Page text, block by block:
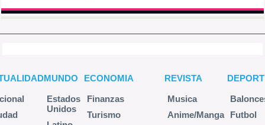
MUNDO
Estados
Unidos
ECONOMIA
Finanzas
Turismo
REVISTA
Musica
Anime/Manga
Futbol